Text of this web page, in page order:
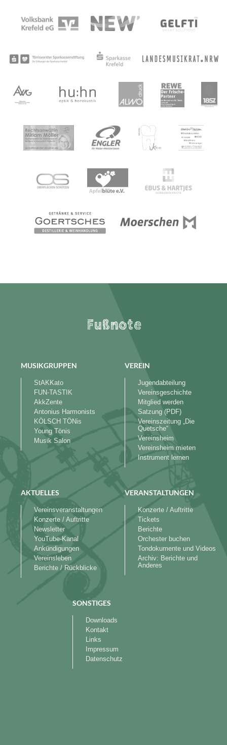
Fußnote
MUSIKGRUPPEN
StAKKato
FUN-TASTIK
AkkZente
Antonius Harmonists
KÖLSCH TÖNis
Young Tönis
Musik Salon
VEREIN
Jugendabteilung
Vereinsgeschichte
Mitglied werden
Satzung (PDF)
Vereinszeitung „Die
Quetsche“
Vereinsheim
Vereinsheim mieten
Instrument lernen
AKTUELLES
Vereinsveranstaltungen
Konzerte / Auftritte
Newsletter
YouTube-Kanal
Ankündigungen
Vereinsleben
Berichte / Rückblicke
VERANSTALTUNGEN
Konzerte / Auftritte
Tickets
Berichte
Orchester buchen
Tondokumente und Videos
Archiv: Berichte und
Anderes
SONSTIGES
Downloads
Kontakt
Links
Impressum
Datenschutz